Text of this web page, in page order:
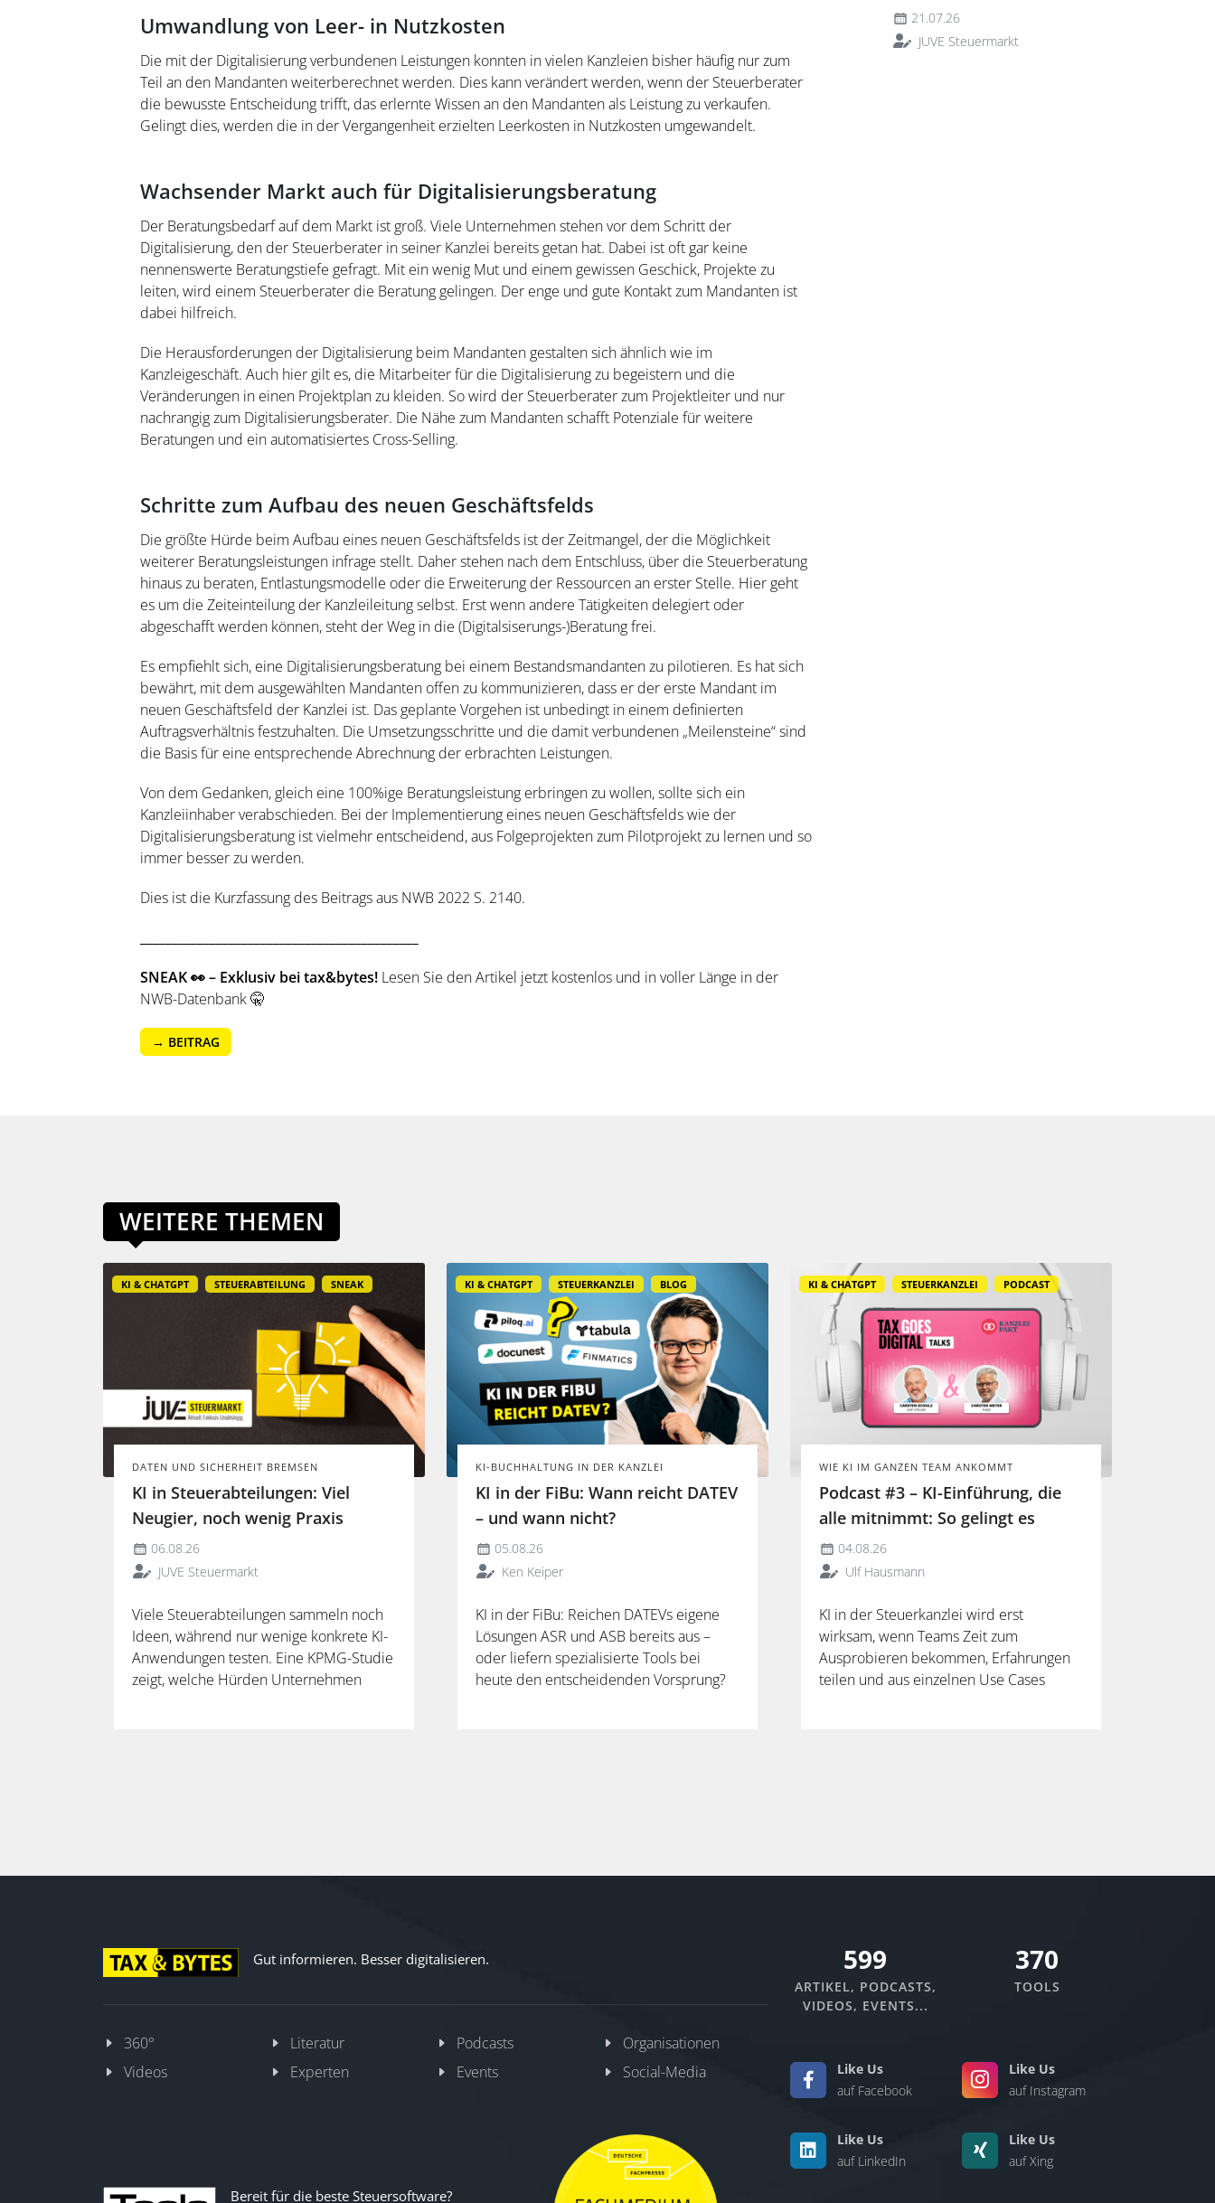
Umwandlung von Leer- in Nutzkosten
Die mit der Digitalisierung verbundenen Leistungen konnten in vielen Kanzleien bisher häufig nur zum
Teil an den Mandanten weiterberechnet werden. Dies kann verändert werden, wenn der Steuerberater
die bewusste Entscheidung trifft, das erlernte Wissen an den Mandanten als Leistung zu verkaufen.
Gelingt dies, werden die in der Vergangenheit erzielten Leerkosten in Nutzkosten umgewandelt.
Wachsender Markt auch für Digitalisierungsberatung
Der Beratungsbedarf auf dem Markt ist groß. Viele Unternehmen stehen vor dem Schritt der
Digitalisierung, den der Steuerberater in seiner Kanzlei bereits getan hat. Dabei ist oft gar keine
nennenswerte Beratungstiefe gefragt. Mit ein wenig Mut und einem gewissen Geschick, Projekte zu
leiten, wird einem Steuerberater die Beratung gelingen. Der enge und gute Kontakt zum Mandanten ist
dabei hilfreich.
Die Herausforderungen der Digitalisierung beim Mandanten gestalten sich ähnlich wie im
Kanzleigeschäft. Auch hier gilt es, die Mitarbeiter für die Digitalisierung zu begeistern und die
Veränderungen in einen Projektplan zu kleiden. So wird der Steuerberater zum Projektleiter und nur
nachrangig zum Digitalisierungsberater. Die Nähe zum Mandanten schafft Potenziale für weitere
Beratungen und ein automatisiertes Cross-Selling.
Schritte zum Aufbau des neuen Geschäftsfelds
Die größte Hürde beim Aufbau eines neuen Geschäftsfelds ist der Zeitmangel, der die Möglichkeit
weiterer Beratungsleistungen infrage stellt. Daher stehen nach dem Entschluss, über die Steuerberatung
hinaus zu beraten, Entlastungsmodelle oder die Erweiterung der Ressourcen an erster Stelle. Hier geht
es um die Zeiteinteilung der Kanzleileitung selbst. Erst wenn andere Tätigkeiten delegiert oder
abgeschafft werden können, steht der Weg in die (Digitalsiserungs-)Beratung frei.
Es empfiehlt sich, eine Digitalisierungsberatung bei einem Bestandsmandanten zu pilotieren. Es hat sich
bewährt, mit dem ausgewählten Mandanten offen zu kommunizieren, dass er der erste Mandant im
neuen Geschäftsfeld der Kanzlei ist. Das geplante Vorgehen ist unbedingt in einem definierten
Auftragsverhältnis festzuhalten. Die Umsetzungsschritte und die damit verbundenen „Meilensteine“ sind
die Basis für eine entsprechende Abrechnung der erbrachten Leistungen.
Von dem Gedanken, gleich eine 100%ige Beratungsleistung erbringen zu wollen, sollte sich ein
Kanzleiinhaber verabschieden. Bei der Implementierung eines neuen Geschäftsfelds wie der
Digitalisierungsberatung ist vielmehr entscheidend, aus Folgeprojekten zum Pilotprojekt zu lernen und so
immer besser zu werden.
Dies ist die Kurzfassung des Beitrags aus NWB 2022 S. 2140.
SNEAK 👀 – Exklusiv bei tax&bytes! Lesen Sie den Artikel jetzt kostenlos und in voller Länge in der
NWB-Datenbank 🤫
→ BEITRAG
21.07.26
JUVE Steuermarkt
WEITERE THEMEN
KI & CHATGPT STEUERABTEILUNG SNEAK
DATEN UND SICHERHEIT BREMSEN
KI in Steuerabteilungen: Viel
Neugier, noch wenig Praxis
06.08.26
JUVE Steuermarkt
Viele Steuerabteilungen sammeln noch
Ideen, während nur wenige konkrete KI-
Anwendungen testen. Eine KPMG-Studie
zeigt, welche Hürden Unternehmen
KI & CHATGPT STEUERKANZLEI BLOG
KI-BUCHHALTUNG IN DER KANZLEI
KI in der FiBu: Wann reicht DATEV
– und wann nicht?
05.08.26
Ken Keiper
KI in der FiBu: Reichen DATEVs eigene
Lösungen ASR und ASB bereits aus –
oder liefern spezialisierte Tools bei
heute den entscheidenden Vorsprung?
KI & CHATGPT STEUERKANZLEI PODCAST
WIE KI IM GANZEN TEAM ANKOMMT
Podcast #3 – KI-Einführung, die
alle mitnimmt: So gelingt es
04.08.26
Ulf Hausmann
KI in der Steuerkanzlei wird erst
wirksam, wenn Teams Zeit zum
Ausprobieren bekommen, Erfahrungen
teilen und aus einzelnen Use Cases
Gut informieren. Besser digitalisieren.
360° Literatur Podcasts
Organisationen
Videos
Experten Events Social-Media
Bereit für die beste Steuersoftware?
670
ARTIKEL, PODCASTS,
VIDEOS, EVENTS...
370
TOOLS
Like Us
auf Facebook
Like Us
auf Instagram
Like Us
auf LinkedIn
Like Us
auf Xing